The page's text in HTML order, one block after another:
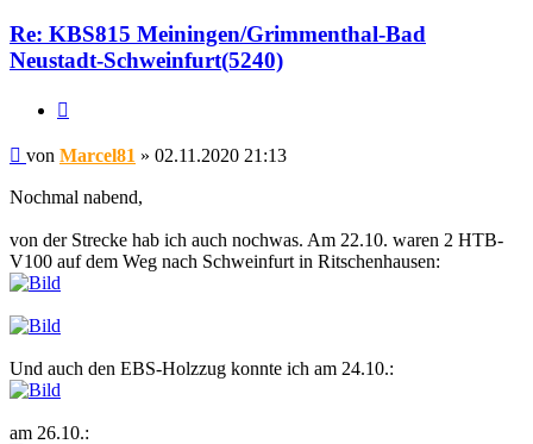
Re: KBS815 Meiningen/Grimmenthal-Bad
Neustadt-Schweinfurt(5240)
Beitrag
von Marcel81 » 02.11.2020 21:13
Nochmal nabend,
von der Strecke hab ich auch nochwas. Am 22.10. waren 2 HTB-
V100 auf dem Weg nach Schweinfurt in Ritschenhausen:
Und auch den EBS-Holzzug konnte ich am 24.10.:
am 26.10.: